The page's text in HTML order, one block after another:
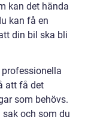
kan det hända
kan få en
din bil ska bli
att få det
som behövs.
och som du